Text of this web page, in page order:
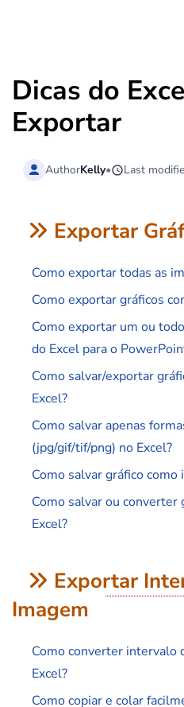
Dicas do
Exportar
AuthorKelly• Last
Exportar
Como exportar todas as
Como exportar gráficos
Como exportar um ou
do Excel para o
Como salvar/exportar
Excel?
Como salvar apenas
(jpg/gif/tif/png) no Excel?
Como salvar gráfico como
Como salvar ou converter
Excel?
Exportar
Imagem
Como converter intervalo
Excel?
Como copiar e colar